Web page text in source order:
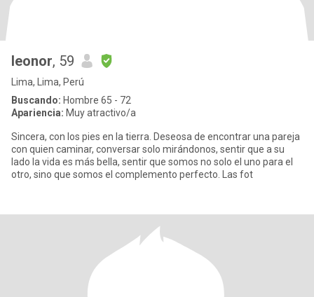
leonor, 59
Lima, Lima, Perú
Buscando: Hombre 65 - 72
Apariencia: Muy atractivo/a
Sincera, con los pies en la tierra. Deseosa de encontrar una pareja
con quien caminar, conversar solo mirándonos, sentir que a su
lado la vida es más bella, sentir que somos no solo el uno para el
otro, sino que somos el complemento perfecto. Las fot